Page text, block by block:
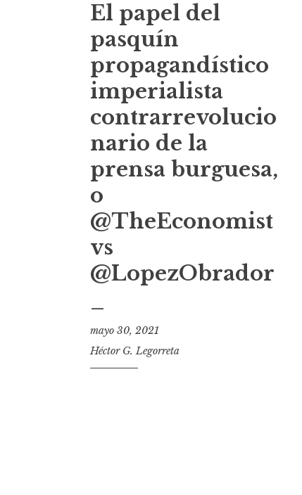
n
El papel del
pasquín
propagandístico
imperialista
contrarrevolucio
nario de la
prensa burguesa,
o
@TheEconomist
vs
@LopezObrador
mayo 30, 2021
Héctor G. Legorreta